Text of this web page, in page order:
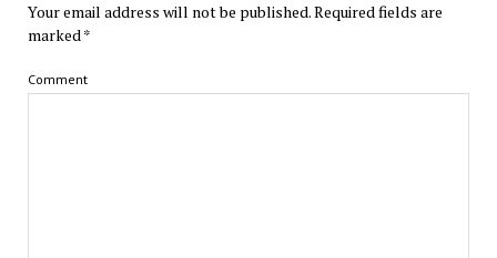
Your email address will not be published.Required fields are
marked*
Comment